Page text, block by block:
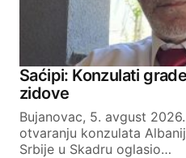
Saćipi: Konzulati
zidove
Bujanovac, 5. avgust
otvaranju konzulata
Srbije u Skadru oglasio…